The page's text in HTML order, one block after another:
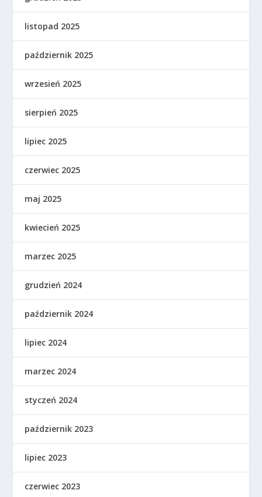
listopad 2025
październik 2025
wrzesień 2025
sierpień 2025
lipiec 2025
czerwiec 2025
maj 2025
kwiecień 2025
marzec 2025
grudzień 2024
październik 2024
lipiec 2024
marzec 2024
styczeń 2024
październik 2023
lipiec 2023
czerwiec 2023